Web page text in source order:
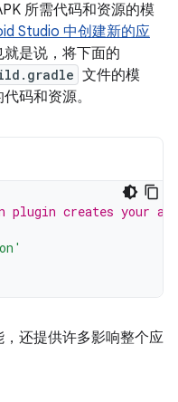
所需代码和资源的模
Studio 中创建新的应
是说，将下面的
文件的模
码和资源。
creates your
还提供许多影响整个应